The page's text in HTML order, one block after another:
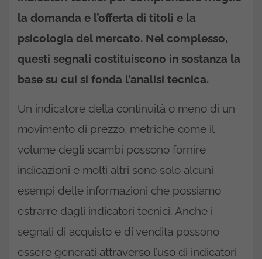
la domanda e l’offerta di titoli e la
psicologia del mercato. Nel complesso,
questi segnali costituiscono in sostanza la
base su cui si fonda l’analisi tecnica.
Un indicatore della continuità o meno di un
movimento di prezzo, metriche come il
volume degli scambi possono fornire
indicazioni e molti altri sono solo alcuni
esempi delle informazioni che possiamo
estrarre dagli indicatori tecnici. Anche i
segnali di acquisto e di vendita possono
essere generati attraverso l’uso di indicatori